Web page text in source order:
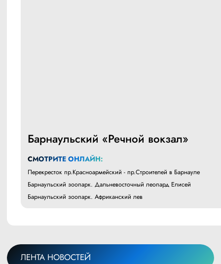
Барнаульский «Речной вокзал»
СМОТРИТЕ ОНЛАЙН:
Перекресток пр.Красноармейский - пр.Строителей в Барнауле
Барнаульский зоопарк. Дальневосточный леопард Елисей
Барнаульский зоопарк. Африканский лев
ЛЕНТА НОВОСТЕЙ